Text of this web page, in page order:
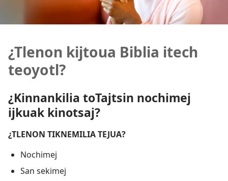
¿Tlenon kijtoua Biblia itech
teoyotl?
¿Kinnankilia toTajtsin nochimej
ijkuak kinotsaj?
¿TLENON TIKNEMILIA TEJUA?
Nochimej
San sekimej